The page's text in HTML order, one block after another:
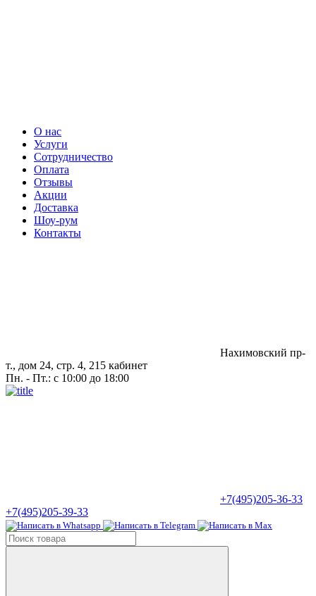
О нас
Услуги
Сотрудничество
Оплата
Отзывы
Акции
Доставка
Шоу-рум
Контакты
Нахимовский пр-
т., дом 24, стр. 4, 215 кабинет
Пн. - Пт.: с 10:00 до 18:00
+7(495)205-36-33
+7(495)205-39-33